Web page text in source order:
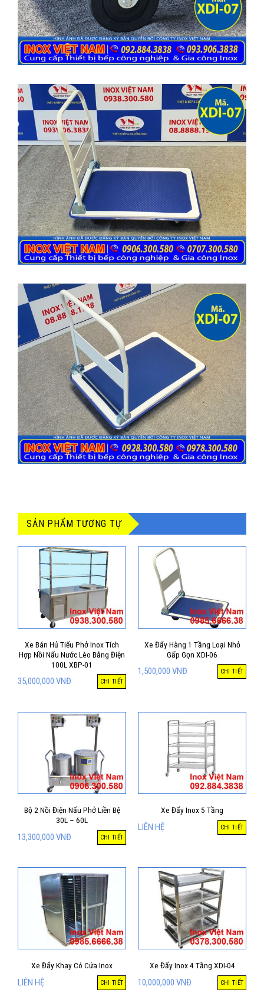
SẢN PHẨM TƯƠNG TỰ
Xe Bán Hủ Tiếu Phở Inox Tích
Hợp Nồi Nấu Nước Lèo Bằng Điện
100L XBP-01
35,000,000 VNĐ CHI TIẾT
Xe Đẩy Hàng 1 Tầng Loại Nhỏ
Gấp Gọn XDI-06
1,500,000 VNĐ CHI TIẾT
Bộ 2 Nồi Điện Nấu Phở Liền Bệ
30L – 60L
13,300,000 VNĐ CHI TIẾT
Xe Đẩy Inox 5 Tầng
LIÊN HỆ CHI TIẾT
Xe Đẩy Khay Có Cửa Inox
LIÊN HỆ CHI TIẾT
Xe Đẩy Inox 4 Tầng XDI-04
10,000,000 VNĐ CHI TIẾT